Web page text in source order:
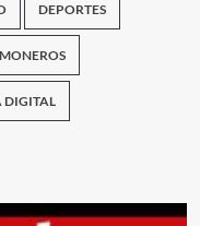
DEPORTES
MONEROS
DIGITAL